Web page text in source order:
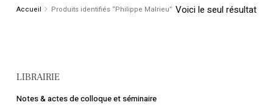
Voici le seul résultat
Accueil Produits identifiés “Philippe Malrieu”
LIBRAIRIE
Notes & actes de colloque et séminaire